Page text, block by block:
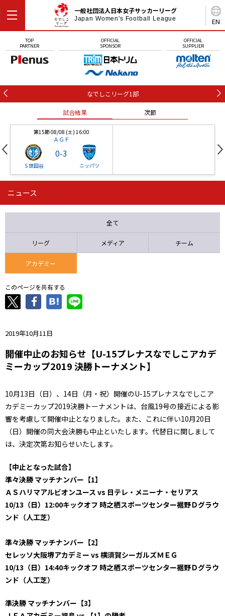
EN
一般社団法人日本女子サッカーリーグ
Japan Women's Football League
TOP
PARTNER
OFFICIAL
SPONSOR
OFFICIAL
SUPPLIER
なでしこリーグ1部
試合結果 次節
第15節 08/08 (土) 16:00
ＡＧＦ
Ｓ世田谷
0-3
ニッパツ
第16節 09/05 (土) 15:00
ニッパツ 石人の星
ニュース
全て
リーグ メディア チーム
アカデミー
このページを共有する
2019年10月11日
開催中止のお知らせ【U-15プレナスなでしこアカデ
ミーカップ2019 決勝トーナメント】
10月13日（日）、14日（月・祝）開催のU-15プレナスなでしこア
カデミーカップ2019決勝トーナメントは、台風19号の接近による影
響を考慮して開催中止となりました。また、これに伴い10月20日
（日）開催の同大会決勝も中止といたします。代替日に関しまして
は、決定次第お知らせいたします。
【中止となった試合】
準々決勝 マッチナンバー【1】
ＡＳハリマアルビオンユース vs 日テレ・メニーナ・セリアス
10/13（日）12:00キックオフ 時之栖スポーツセンター裾野Ｄグラウ
ンド（人工芝）
準々決勝 マッチナンバー【2】
セレッソ大阪堺アカデミー vs 横須賀シーガルズＭＥＧ
10/13（日）14:40キックオフ 時之栖スポーツセンター裾野Ｄグラウ
ンド（人工芝）
準決勝 マッチナンバー【3】